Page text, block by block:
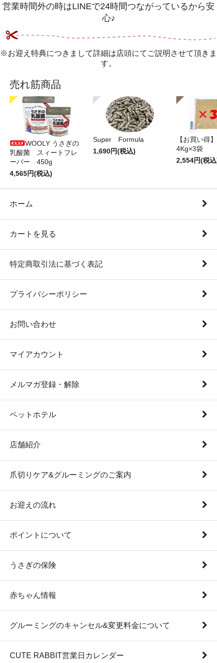
営業時間外の時はLINEで24時間つながっているから安
心♪
※お迎え特典につきまして詳細は店頭にてご説明させて頂きま
す。
売れ筋商品
WOOLY うさぎの
乳酸菌 スィートフレ
ーバー 450g
4,565円(税込)
Super Formula
1,690円(税込)
【お買い得
4Kg×3袋
2,554円(税
ホーム
カートを見る
特定商取引法に基づく表記
プライバシーポリシー
お問い合わせ
マイアカウント
メルマガ登録・解除
ペットホテル
店舗紹介
爪切りケア&グルーミングのご案内
お迎えの流れ
ポイントについて
うさぎの保険
赤ちゃん情報
グルーミングのキャンセル&変更料金について
CUTE RABBIT営業日カレンダー